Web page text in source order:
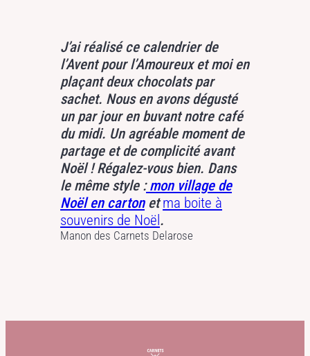
J’ai réalisé ce calendrier de
l’Avent pour l’Amoureux et moi en
plaçant deux chocolats par
sachet. Nous en avons dégusté
un par jour en buvant notre café
du midi. Un agréable moment de
partage et de complicité avant
Noël ! Régalez-vous bien. Dans
le même style :mon village de
Noël en cartonetma boite à
souvenirs de Noël .
Manon des Carnets Delarose